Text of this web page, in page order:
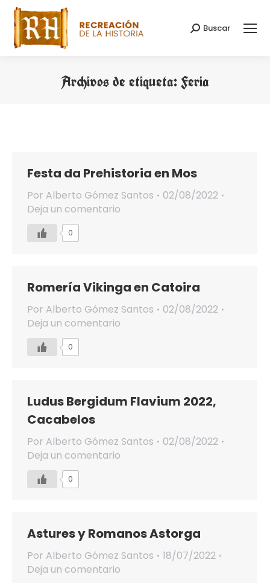
Buscar:
Buscar
Archivos de etiqueta:Feria
Festa da Prehistoria en Mos
Por Alberto Gómez Santos
02/08/2022
Deja un comentario
0
Romería Vikinga en Catoira
Por Alberto Gómez Santos
02/08/2022
Deja un comentario
0
Ludus Bergidum Flavium 2022,
Cacabelos
Por Alberto Gómez Santos
02/08/2022
Deja un comentario
0
Astures y Romanos Astorga
Por Alberto Gómez Santos
18/07/2022
Deja un comentario